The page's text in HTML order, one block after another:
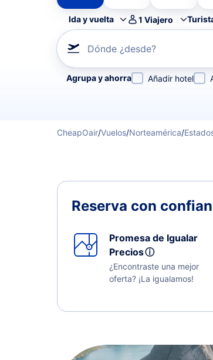
Ida y vuelta 1 Viajero
Dónde ¿desde?
Refina tu búsqueda por aerolínea, por
Agrupa y ahorra Añadir hotel
CheapOair/Vuelos/Norteamérica/
Reserva con
Promesa de Igualar
Preciosⓘ
¿Encontraste una mejor
oferta? ¡La igualamos!